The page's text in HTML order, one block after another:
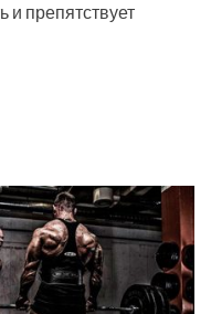
и препятствует